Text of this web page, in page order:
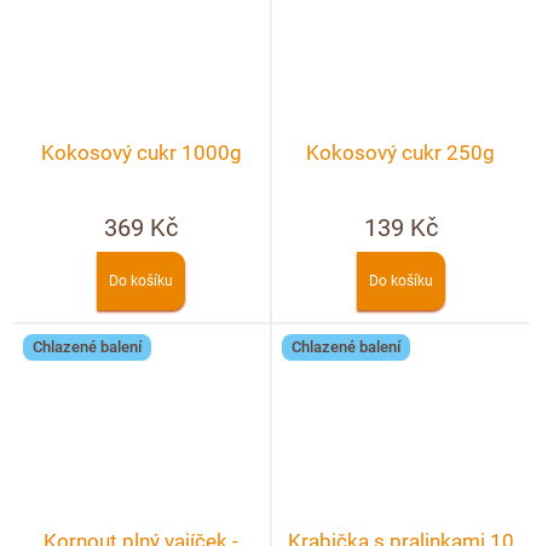
Kokosový cukr 1000g
369 Kč
Do košíku
Kokosový cukr 250g
139 Kč
Do košíku
Chlazené balení
Kornout plný vajíček -
Chlazené balení
Krabička s pralinkami 10